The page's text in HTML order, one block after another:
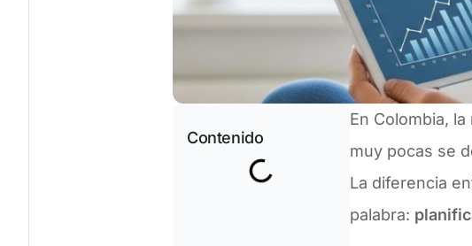
Contenido
En Colombia,
muy pocas se
La diferencia
palabra: